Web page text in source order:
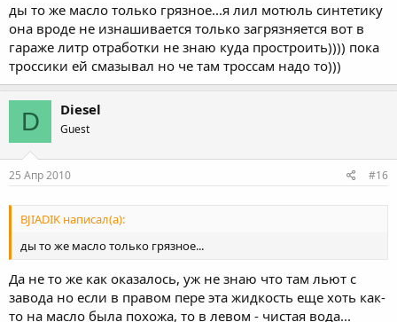
ды то же масло только грязное...я лил мотюль синтетику
она вроде не изнашивается только загрязняется вот в
гараже литр отработки не знаю куда простроить)))) пока
троссики ей смазывал но че там троссам надо то)))
D Diesel
Guest
25 Апр 2010 #16
BJIADIK написал(а):
ды то же масло только грязное...
Да не то же как оказалось, уж не знаю что там льют с
завода но если в правом пере эта жидкость еще хоть как-
то на масло была похожа, то в левом - чистая вода...